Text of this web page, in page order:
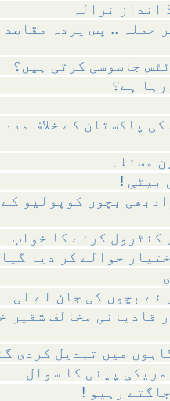
انداز نرالہ
حملہ .. پس پردہ مقاصد
پاکستان کے خلاف
مسئلہ
بیٹی
بچوں کوپولیو
قادیانی مخالف شقیں
میں تبدیل کردی
پینی کا سوال